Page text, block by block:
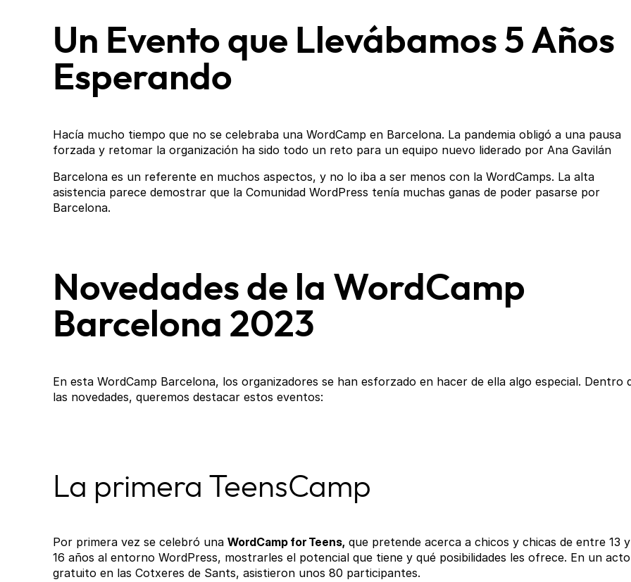
Un Evento que Llevábamos 5 Años
Esperando
Hacía mucho tiempo que no se celebraba una WordCamp en Barcelona. La pandemia obligó a una pausa
forzada y retomar la organización ha sido todo un reto para un equipo nuevo liderado por Ana Gavilán
Barcelona es un referente en muchos aspectos, y no lo iba a ser menos con la WordCamps. La alta
asistencia parece demostrar que la Comunidad WordPress tenía muchas ganas de poder pasarse por
Barcelona.
Novedades de la WordCamp
Barcelona 2023
En esta WordCamp Barcelona, los organizadores se han esforzado en hacer de ella algo especial. Dentro
las novedades, queremos destacar estos eventos:
La primera TeensCamp
Por primera vez se celebró unaWordCamp for Teens, que pretende acerca a chicos y chicas de entre 13 y
16 años al entorno WordPress, mostrarles el potencial que tiene y qué posibilidades les ofrece. En un acto
gratuito en las Cotxeres de Sants, asistieron unos 80 participantes.